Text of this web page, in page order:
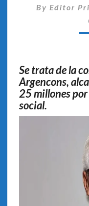
By Editor
Se trata de la
Argencons,
25 millones
social.